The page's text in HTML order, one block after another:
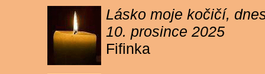
Lásko moje kočičí,
10. prosince 2025
Fifinka